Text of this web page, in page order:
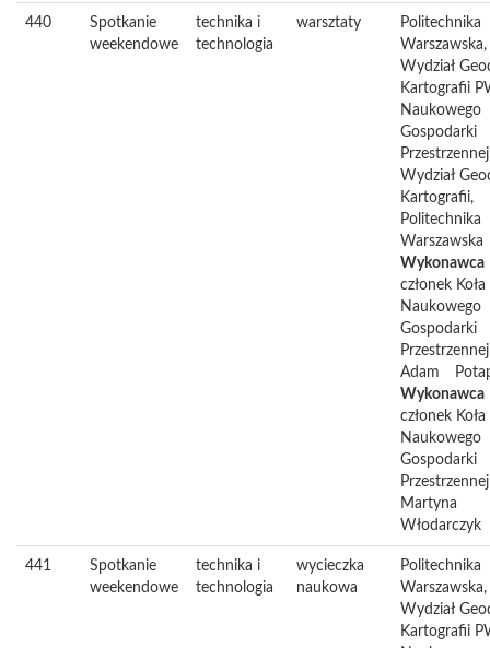
440
Spotkanie
weekendowe
technika i
technologia
warsztaty
Politechnika
Warszawska,
Wydział
Kartografii
Naukowego
Gospodarki
Wydział
Kartografii,
Politechnika
Warszawska
Wykonawca
członek Koła
Naukowego
Gospodarki
Przestrzennej
Adam
Wykonawca
członek Koła
Naukowego
Gospodarki
Przestrzennej
Martyna
Włodarczyk
441
Spotkanie
weekendowe
technika i
technologia
wycieczka
naukowa
Politechnika
Warszawska,
Wydział
Kartografii